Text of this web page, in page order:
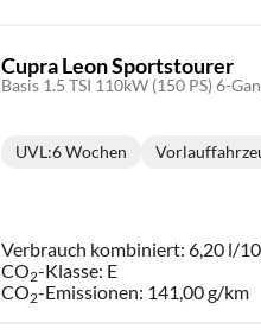
Cupra Leon Sportstourer
Basis 1.5 TSI 110kW (150 PS) 6-
UVL:6 Wochen
Verbrauch kombiniert:6,20 l/
CO2-Klasse: E
CO2-Emissionen: 141,00 g/km